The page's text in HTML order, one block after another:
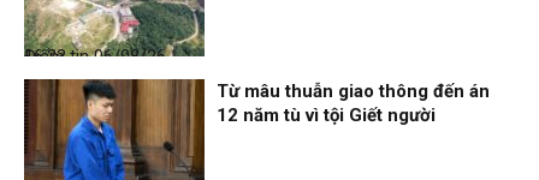
Điểm tin
06/08/26, 16:23
Từ mâu thuẫn giao thông đến án
12 năm tù vì tội Giết người